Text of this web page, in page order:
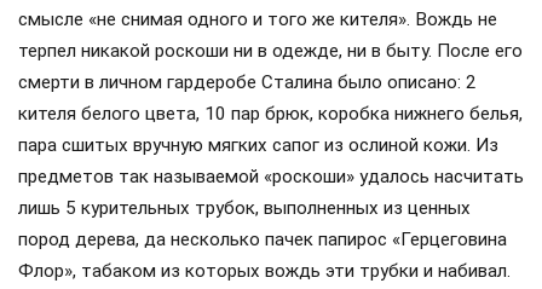
смысле «не снимая одного и того же кителя». Вождь не
терпел никакой роскоши ни в одежде, ни в быту. После его
смерти в личном гардеробе Сталина было описано: 2
кителя белого цвета, 10 пар брюк, коробка нижнего белья,
пара сшитых вручную мягких сапог из ослиной кожи. Из
предметов так называемой «роскоши» удалось насчитать
лишь 5 курительных трубок, выполненных из ценных
пород дерева, да несколько пачек папирос «Герцеговина
Флор», табаком из которых вождь эти трубки и набивал.